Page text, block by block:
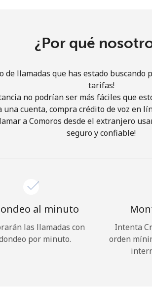
acuerdo con estos
Términos y
Únete
¡Hola!
¿Por qué
de llamadas que has estado
tarifas!
no podrían ser más fáciles que
una cuenta, compra crédito de voz en
a Comoros desde el extranjero
seguro y confiable!
al minuto
las llamadas con
por minuto.
Intenta
orden